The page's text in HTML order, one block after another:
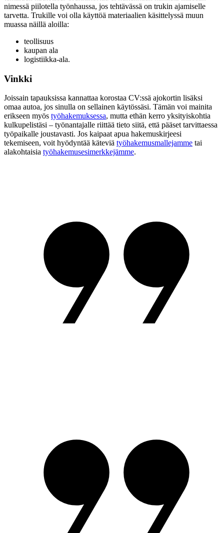
nimessä piilotella työnhaussa, jos tehtävässä on trukin ajamiselle
tarvetta. Trukille voi olla käyttöä materiaalien käsittelyssä muun
muassa näillä aloilla:
teollisuus
kaupan ala
logistiikka-ala.
Vinkki
Joissain tapauksissa kannattaa korostaa CV:ssä ajokortin lisäksi
omaa autoa, jos sinulla on sellainen käytössäsi. Tämän voi mainita
erikseen myös työhakemuksessa, mutta ethän kerro yksityiskohtia
kulkupelistäsi – työnantajalle riittää tieto siitä, että pääset tarvittaessa
työpaikalle joustavasti. Jos kaipaat apua hakemuskirjeesi
tekemiseen, voit hyödyntää käteviä työhakemusmallejamme tai
alakohtaisia työhakemusesimerkkejämme.